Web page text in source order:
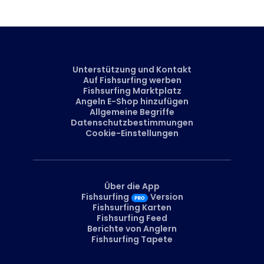
Unterstützung und Kontakt
Auf Fishsurfing werben
Fishsurfing Marktplatz
Angeln E-Shop hinzufügen
Allgemeine Begriffe
Datenschutzbestimmungen
Cookie-Einstellungen
Über die App
Fishsurfing
Version
Fishsurfing Karten
Fishsurfing Feed
Berichte von Anglern
Fishsurfing Tapete